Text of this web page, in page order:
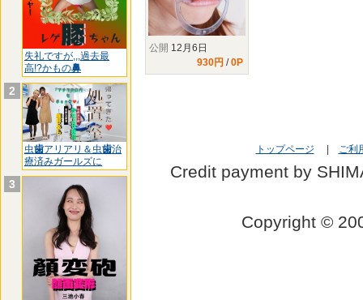
失礼ですが,,,過去最
高!?かもの鼻
2
虫歯アリアリ＆虫歯治
療済みガールズに
3
公開 12月6日
930円 /0P
トップページ ご利
Credit payment by
Copyright ©